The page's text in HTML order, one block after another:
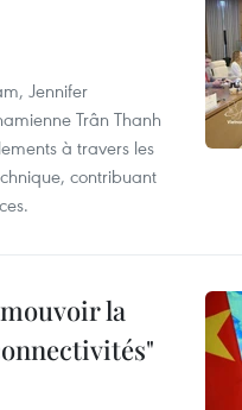
Jennifer
Trân Thanh
à travers les
contribuant
la